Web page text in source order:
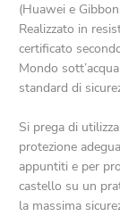
(Huawei e
Realizzato in
certificato
Mondo
standard di
Si prega di
protezione
appuntiti e per
castello su un
la massima